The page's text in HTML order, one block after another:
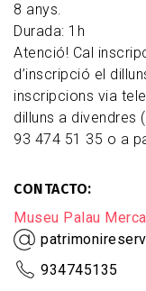
8 anys.
Durada: 1h
Atenció! Cal
d’inscripció el
inscripcions via
dilluns a divendres
93 474 51 35 o a
CONTACTO
Museu Palau
934745135